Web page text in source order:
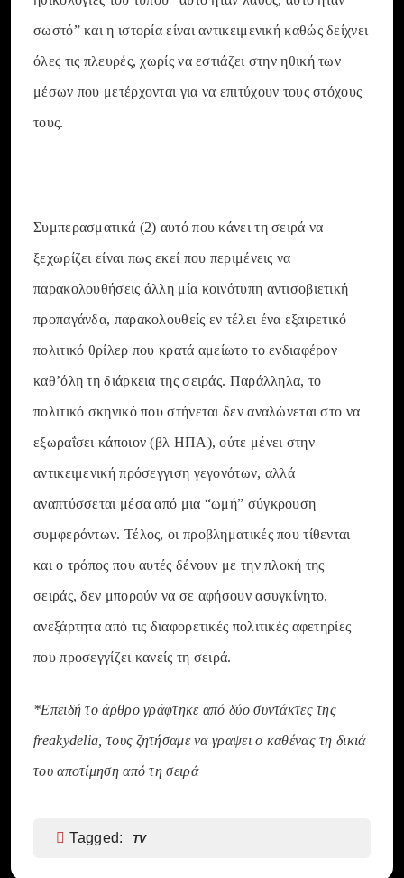
σωστό” και η ιστορία είναι αντικειμενική καθώς δείχνει
όλες τις πλευρές, χωρίς να εστιάζει στην ηθική των
μέσων που μετέρχονται για να επιτύχουν τους στόχους
τους.
Συμπερασματικά (2) αυτό που κάνει τη σειρά να
ξεχωρίζει είναι πως εκεί που περιμένεις να
παρακολουθήσεις άλλη μία κοινότυπη αντισοβιετική
προπαγάνδα, παρακολουθείς εν τέλει ένα εξαιρετικό
πολιτικό θρίλερ που κρατά αμείωτο το ενδιαφέρον
καθ’όλη τη διάρκεια της σειράς. Παράλληλα, το
πολιτικό σκηνικό που στήνεται δεν αναλώνεται στο να
εξωραΐσει κάποιον (βλ ΗΠΑ), ούτε μένει στην
αντικειμενική πρόσεγγιση γεγονότων, αλλά
αναπτύσσεται μέσα από μια “ωμή” σύγκρουση
συμφερόντων. Τέλος, οι προβληματικές που τίθενται
και ο τρόπος που αυτές δένουν με την πλοκή της
σειράς, δεν μπορούν να σε αφήσουν ασυγκίνητο,
ανεξάρτητα από τις διαφορετικές πολιτικές αφετηρίες
που προσεγγίζει κανείς τη σειρά.
*Επειδή το άρθρο γράφτηκε από δύο συντάκτες της
freakydelia, τους ζητήσαμε να γραψει ο καθένας τη δικιά
του αποτίμηση από τη σειρά
Tagged: TV